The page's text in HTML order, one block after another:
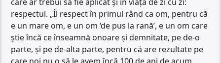
respectul. „Îl respect în primul rând ca om, pentru că
e un mare om, e un om ‘de pus la rană’, e un om care
știe încă ce înseamnă onoare și demnitate, pe de-o
parte, și pe de-alta parte, pentru că are rezultate pe